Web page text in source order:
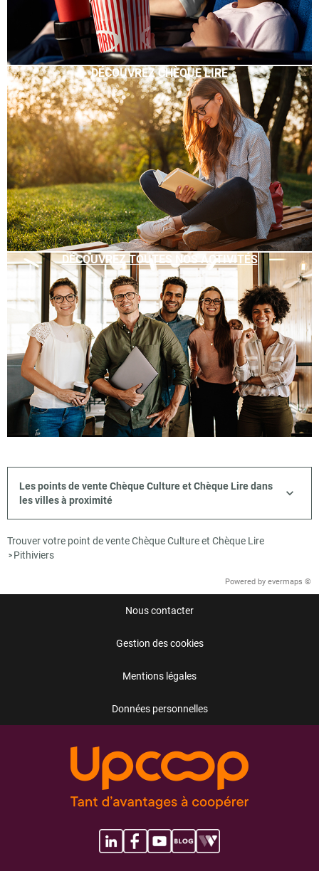
DÉCOUVREZ CHÈQUE LIRE
DÉCOUVREZ TOUTES NOS ACTIVITÉS
Les points de vente Chèque Culture et Chèque Lire dans
les villes à proximité
Trouver votre point de vente Chèque Culture et Chèque Lire
> Pithiviers
Powered by evermaps ©
Nous contacter
Gestion des cookies
Mentions légales
Données personnelles